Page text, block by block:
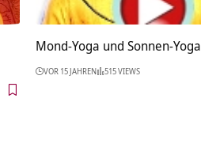
Mond-Yoga und Sonnen-Yoga
VOR 15 JAHREN 515 VIEWS